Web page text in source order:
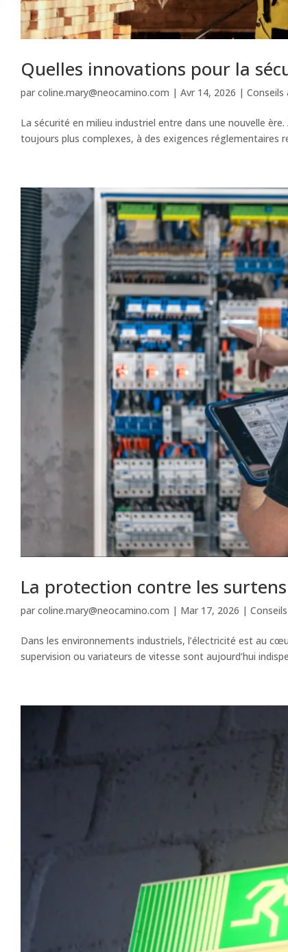
Quelles innovations pour la
par coline.mary@neocamino.com | Avr 14, 2026 |
La sécurité en milieu industriel entre dans une nouvelle
toujours plus complexes, à des exigences réglementaires
La protection contre les
par coline.mary@neocamino.com | Mar 17, 2026 |
Dans les environnements industriels, l’électricité est au
supervision ou variateurs de vitesse sont aujourd’hui